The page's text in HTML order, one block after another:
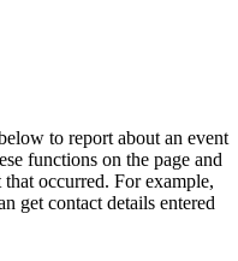
to report about an event
functions on the page and
occurred. For example,
get contact details entered